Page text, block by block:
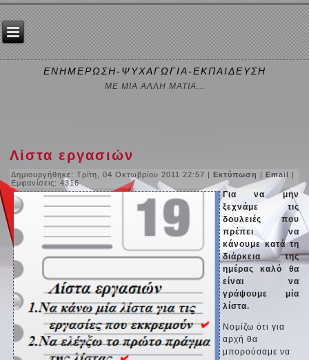
ΕΝΗΜΕΡΩΣΗ-ΨΥΧΑΓΩΓΙΑ-ΕΚΠΑΙΔΕΥΣΗ
ΜΕ ΜΙΑ ΑΛΛΗ ΜΑΤΙΑ...
Λίστα εργασιών
Δημιουργήθηκε: Τρίτη, 04 Οκτωβρίου 2011 22:57 |Εκτύπωση |Email |
Εμφανίσεις: 4316
Για να μην
ξεχνάμε τις
δουλειές που
πρέπει να
κάνουμε κατά τη
διάρκεια της
ημέρας καλό θα
είναι να
γράψουμε μία
λίστα.
Νομίζω ότι για
αρχή θα
μπορούσαμε να